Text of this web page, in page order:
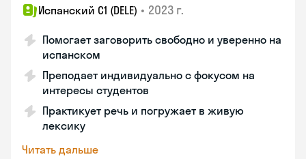
Испанский С1 (DELE) • 2023 г.
Помогает заговорить свободно и уверенно на
испанском
Преподает индивидуально с фокусом на
интересы студентов
Практикует речь и погружает в живую
лексику
Читать дальше